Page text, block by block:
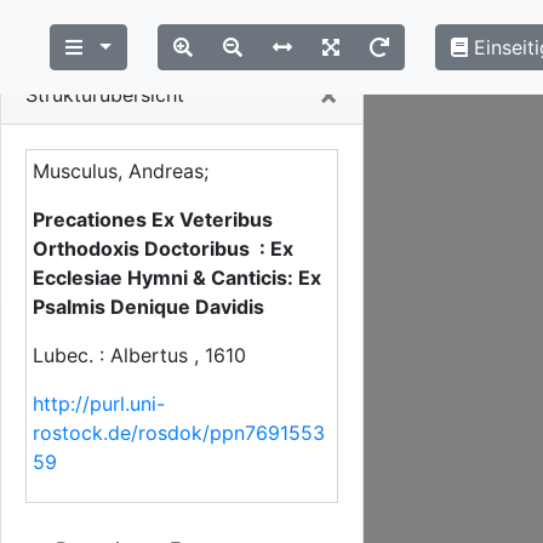
Strukturübersicht × Close
Musculus, Andreas;
Precationes Ex Veteribus
Orthodoxis Doctoribus : Ex
Ecclesiae Hymni & Canticis: Ex
Psalmis Denique Davidis
Lubec. : Albertus , 1610
http://purl.uni-
rostock.de/rosdok/ppn7691553
59